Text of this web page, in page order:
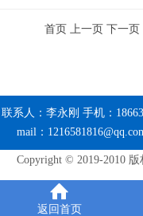
首页 上一页 下一页
联系人：李永刚 手机：
mail：
Copyright © 2019-2010 版
返回首页